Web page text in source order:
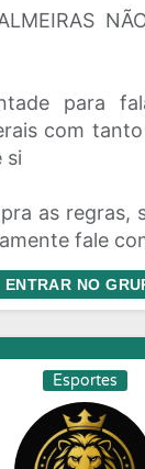
para
com
si
as regras,
fale
ENTRAR NO
Esportes